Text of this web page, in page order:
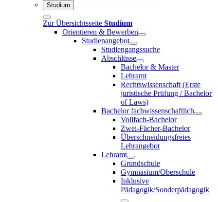
Studium
Zur Übersichtsseite Studium
Orientieren & Bewerben
Studienangebot
Studiengangssuche
Abschlüsse
Bachelor & Master
Lehramt
Rechtswissenschaft (Erste
juristische Prüfung / Bachelor
of Laws)
Bachelor fachwissenschaftlich
Vollfach-Bachelor
Zwei-Fächer-Bachelor
Überschneidungsfreies
Lehrangebot
Lehramt
Grundschule
Gymnasium/Oberschule
Inklusive
Pädagogik/Sonderpädagogik